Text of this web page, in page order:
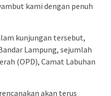
kami dengan penuh
kunjungan tersebut,
Lampung, sejumlah
(OPD), Camat Labuhan
akan terus